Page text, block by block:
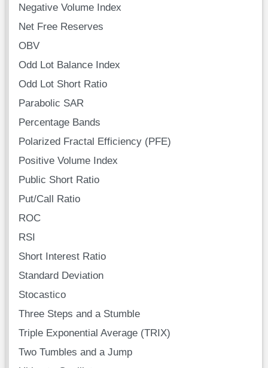
Negative Volume Index
Net Free Reserves
OBV
Odd Lot Balance Index
Odd Lot Short Ratio
Parabolic SAR
Percentage Bands
Polarized Fractal Efficiency (PFE)
Positive Volume Index
Public Short Ratio
Put/Call Ratio
ROC
RSI
Short Interest Ratio
Standard Deviation
Stocastico
Three Steps and a Stumble
Triple Exponential Average (TRIX)
Two Tumbles and a Jump